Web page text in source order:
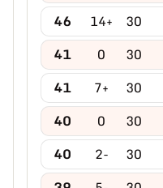
30
+14
46
30
0
41
30
+7
41
30
0
40
30
-2
40